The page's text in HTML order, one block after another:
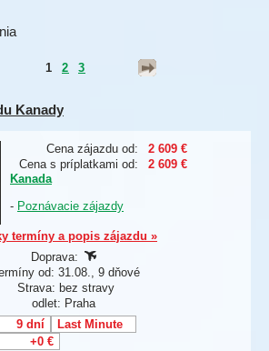
1 2 3
Kanady
Cena zájazdu od:
2 609 €
Cena s príplatkami od:
2 609 €
Kanada
- Poznávacie zájazdy
termíny a popis zájazdu »
Doprava:
od: 31.08., 9 dňové
Strava: bez stravy
odlet: Praha
9 dní
Last Minute
+0 €